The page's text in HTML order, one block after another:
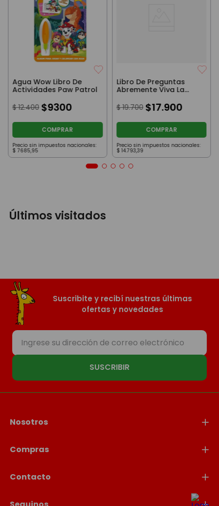
Agua Wow Libro De
Actividades Paw Patrol
$ 12.400 $9300
COMPRAR
Precio sin impuestos nacionales:
$ 7685,95
Libro De Preguntas
Abremente Viva La
$ 19.700 $17.900
COMPRAR
Precio sin impuestos nacionales:
$ 14.793,39
Últimos visitados
Suscribite y recibí nuestras últimas
ofertas y novedades
SUSCRIBIR
Nosotros
Compras
Contacto